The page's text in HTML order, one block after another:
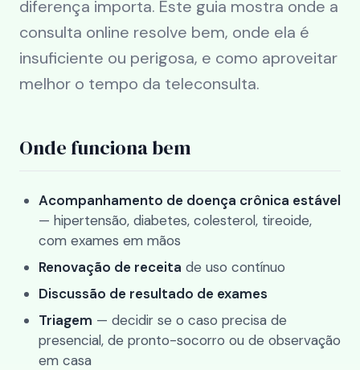
diferença importa. Este guia mostra onde a
consulta online resolve bem, onde ela é
insuficiente ou perigosa, e como aproveitar
melhor o tempo da teleconsulta.
Onde funciona bem
Acompanhamento de doença crônica estável
— hipertensão, diabetes, colesterol, tireoide,
com exames em mãos
Renovação de receita de uso contínuo
Discussão de resultado de exames
Triagem — decidir se o caso precisa de
presencial, de pronto-socorro ou de observação
em casa